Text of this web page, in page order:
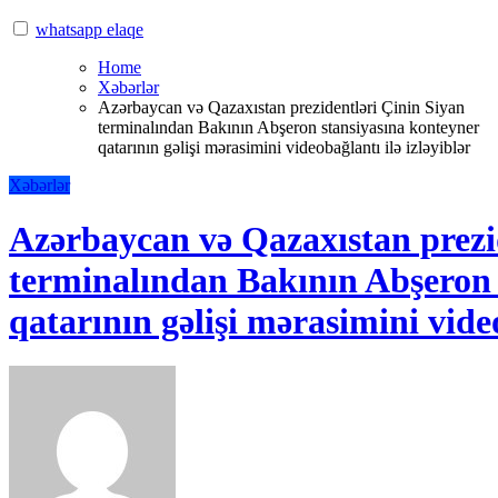
whatsapp elaqe
Home
Xəbərlər
Azərbaycan və Qazaxıstan prezidentləri Çinin Siyan
terminalından Bakının Abşeron stansiyasına konteyner
qatarının gəlişi mərasimini videobağlantı ilə izləyiblər
Xəbərlər
Azərbaycan və Qazaxıstan
terminalından Bakının
qatarının gəlişi mərasimini